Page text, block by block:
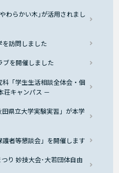
わらかい木｣が活用されまし
訪問しました
ブを開催しました
「学生生活相談全体会・個
荘キャンパス －
県立大学実験実習」が本学
者等懇談会」を開催します
つり 妙技大会･大若団体自由